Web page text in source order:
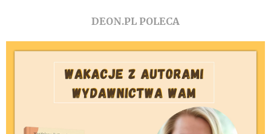
DEON.PL POLECA